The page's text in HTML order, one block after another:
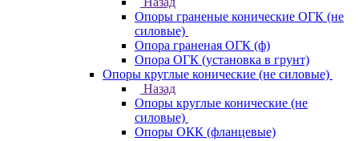
Опоры граненые конические ОГК (не
силовые)
Опора граненая ОГК (ф)
Опора ОГК (установка в грунт)
Опоры круглые конические (не силовые)
Назад
Опоры круглые конические (не
силовые)
Опоры ОКК (фланцевые)